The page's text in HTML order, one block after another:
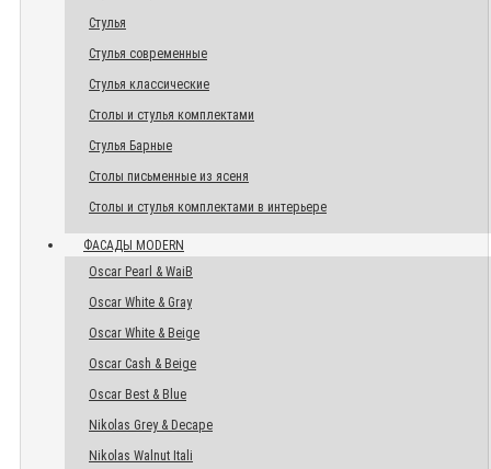
Стулья
Стулья современные
Стулья классические
Столы и стулья комплектами
Стулья Барные
Столы письменные из ясеня
Столы и стулья комплектами в интерьере
ФАСАДЫ MODERN
Oscar Pearl & WaiB
Oscar White & Gray
Oscar White & Beige
Oscar Cash & Beige
Oscar Best & Blue
Nikolas Grey & Decape
Nikolas Walnut Itali